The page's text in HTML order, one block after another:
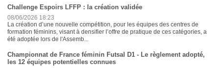
Challenge Espoirs LFFP : la création validée
08/06/2026 18:23
La création d’une nouvelle compétition, pour les équipes des centres de
formation féminins, visant à densifier l’offre de pratique de ces catégories, a
été adoptée lors de l'Assemb...
Championnat de France féminin Futsal D1 - Le règlement adopté,
les 12 équipes potentielles connues